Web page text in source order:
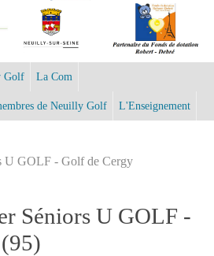
Golf La Com
de Neuilly Golf L'Enseignement
U GOLF - Golf de Cergy
Séniors U GOLF -